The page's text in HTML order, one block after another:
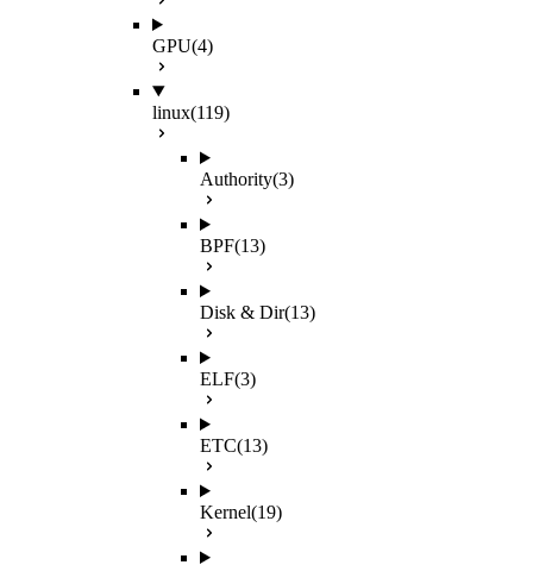
GPU(4)
linux(119)
Authority(3)
BPF(13)
Disk & Dir(13)
ELF(3)
ETC(13)
Kernel(19)